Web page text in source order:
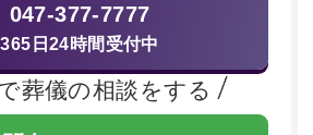
047-377-7777
365日24時間受付中
葬儀の相談をする